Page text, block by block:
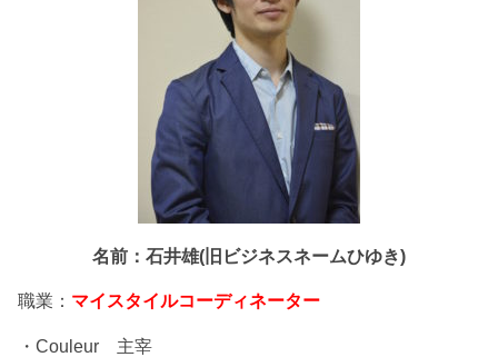
名前：石井雄(旧ビジネスネームひゆき)
職業： マイスタイルコーディネーター
・Couleur 主宰